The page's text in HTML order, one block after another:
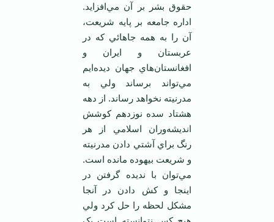
حقوق بشر بر آن مي‌افزايد.
اداره جامعه بر پايه شريعت،
آن را به همه جاهائي که در
عربستان و ايران و
افغانستان‌هاي جهان ديده‌ايم
مي‌تواند برساند ولي به
مدرنيته نخواهد رساند. از دهه
هشتاد سده نوزدهم کوشش
انديشه‌وران اسلامي از هر
رنگ براي آشتي دادن مدرنيته
و شريعت بيهوده مانده است.
مي‌توان با نديده گرفتن در
اينجا و کش دادن در آنجا
مشکل لحظه را حل کرد ولي